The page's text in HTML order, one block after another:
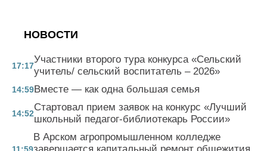
НОВОСТИ
17:17
Участники второго тура конкурса «Сельский
учитель/ сельский воспитатель – 2026»
14:59Вместе — как одна большая семья
14:52
Стартовал прием заявок на конкурс «Лучший
школьный педагог-библиотекарь России»
11:59
В Арском агропромышленном колледже
завершается капитальный ремонт общежития